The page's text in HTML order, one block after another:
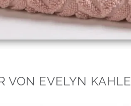
VON EVELYN KAHLE